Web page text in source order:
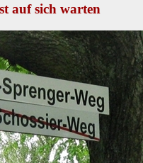
auf sich warten